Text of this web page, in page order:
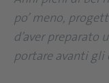
po’ meno,
d’aver preparato
portare avanti